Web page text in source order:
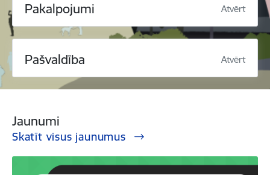
Pakalpojumi Atvērt
Pašvaldība Atvērt
Jaunumi
Skatīt visus jaunumus